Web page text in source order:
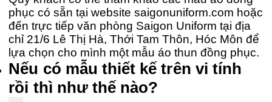
phục có sẵn tại website saigonuniform.com hoặc
đến trực tiếp văn phòng Saigon Uniform tại địa
chỉ 21/6 Lê Thị Hà, Thới Tam Thôn, Hóc Môn để
lựa chọn cho mình một mẫu áo thun đồng phục.
Nếu có mẫu thiết kế trên vi tính
rồi thì như thế nào?